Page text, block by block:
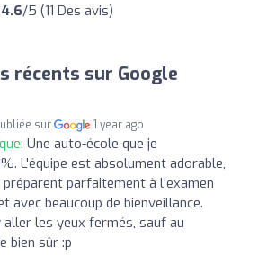
4.6/5 (11 Des avis)
récents sur Google
sur 1 year ago
Une auto-école que je
L'équipe est absolument adorable,
parfaitement à l'examen
avec beaucoup de bienveillance.
les yeux fermés, sauf au
bien sûr :p